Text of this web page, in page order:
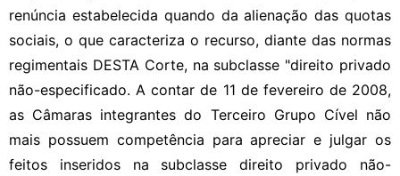
renúncia estabelecida quando da alienação das quotas
sociais, o que caracteriza o recurso, diante das normas
regimentais DESTA Corte, na subclasse "direito privado
não-especificado. A contar de 11 de fevereiro de 2008,
as Câmaras integrantes do Terceiro Grupo Cível não
mais possuem competência para apreciar e julgar os
feitos inseridos na subclasse direito privado não-